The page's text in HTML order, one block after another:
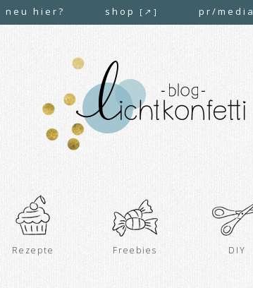
neu hier? shop [↗] pr/media
Rezepte Freebies DIY